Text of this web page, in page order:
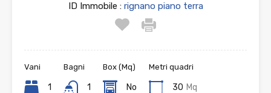
ID Immobile :rignano piano terra
Vani
1
Bagni
1
Box (Mq)
No
Metri quadri
30 Mq